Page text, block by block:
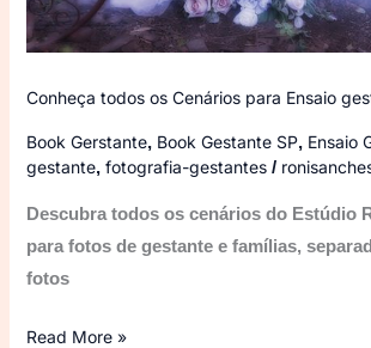
Conheça todos os Cenários para Ensaio
Book Gerstante, Book Gestante SP, Ensaio
gestante,fotografia-gestantes /
Descubra todos os cenários do Estúdio
para fotos de gestante e famílias,
fotos
Read More »